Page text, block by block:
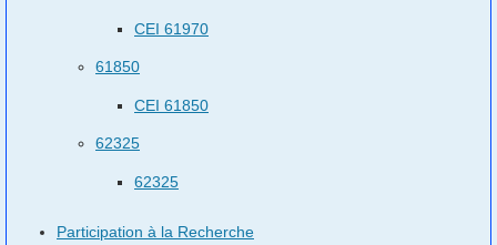
CEI 61970
61850
CEI 61850
62325
62325
Participation à la Recherche